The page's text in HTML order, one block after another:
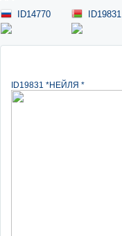
ID14770
ID19831
ID19831 *НЕЙЛЯ *